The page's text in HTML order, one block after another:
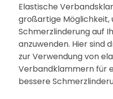
Elastische
großartige Möglichkeit,
Schmerzlinderung auf
anzuwenden. Hier sind
zur Verwendung von
Verbandklammern für
bessere